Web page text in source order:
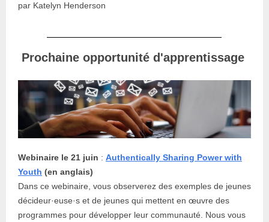
par Katelyn Henderson
Prochaine opportunité d'apprentissage
Webinaire le 21 juin : Authentically Sharing Power with
Youth (en anglais)
Dans ce webinaire, vous observerez des exemples de jeunes
décideur·euse·s et de jeunes qui mettent en œuvre des
programmes pour développer leur communauté. Nous vous